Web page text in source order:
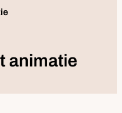
animatie